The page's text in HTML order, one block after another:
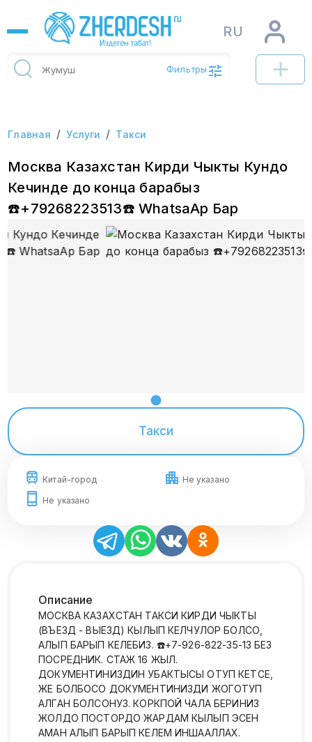
RU
Фильтры
Главная / Услуги / Такси
Москва Казахстан Кирди Чыкты Кундо
Кечинде до конца барабыз
☎️+79268223513☎️ WhatsaAp Бар
Такси
Китай-город
Не указано
Не указано
Описание
МОСКВА КАЗАХСТАН ТАКСИ КИРДИ ЧЫКТЫ
(ВЪЕЗД - ВЫЕЗД) КЫЛЫП КЕЛЧУЛОР БОЛСО,
АЛЫП БАРЫП КЕЛЕБИЗ. ☎️+7-926-822-35-13 БЕЗ
ПОСРЕДНИК. СТАЖ 16 ЖЫЛ.
ДОКУМЕНТИНИЗДИН УБАКТЫСЫ ОТУП КЕТСЕ,
ЖЕ БОЛБОСО ДОКУМЕНТИНИЗДИ ЖОГОТУП
АЛГАН БОЛСОНУЗ. КОРКПОЙ ЧАЛА БЕРИНИЗ
ЖОЛДО ПОСТОРДО ЖАРДАМ КЫЛЫП ЭСЕН
АМАН АЛЫП БАРЫП КЕЛЕМ ИНШААЛЛАХ.